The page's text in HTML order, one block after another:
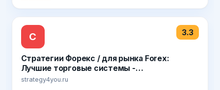
С 3.3
Стратегии Форекс / для рынка Forex:
Лучшие торговые системы -
Strategy4you.ru
strategy4you.ru